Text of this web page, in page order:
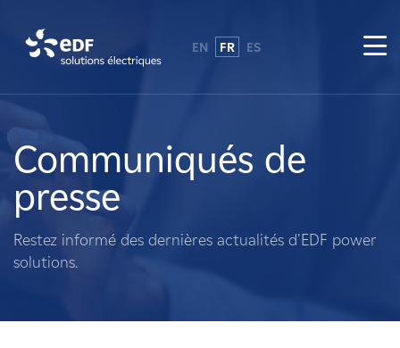
A propos de nous
Ce que nous faisons
Propriétaires fonciers
EN FR ES
Communiqués de
presse
Restez informé des dernières actualités d'EDF power
solutions.